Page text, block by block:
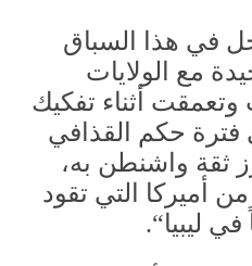
في هذا السباق
مع الولايات
وتعمقت أثناء تفكيك
فترة حكم القذافي
ثقة واشنطن به،
أميركا التي تقود
ليبيا“.